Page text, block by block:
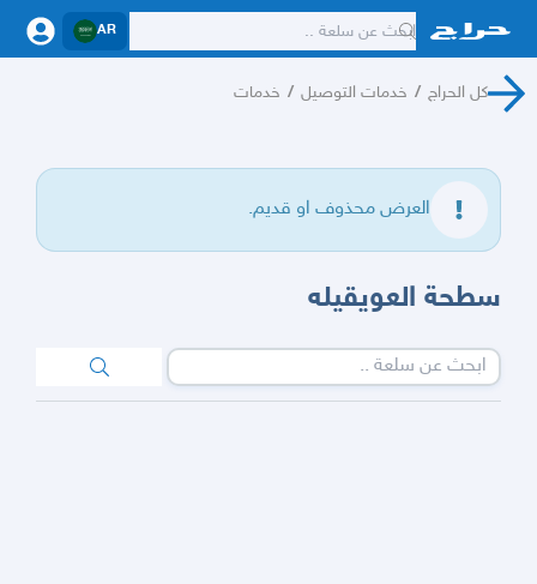
AR
كل الحراج / خدمات التوصيل / خدمات
العرض محذوف او قديم.
سطحة العويقيله